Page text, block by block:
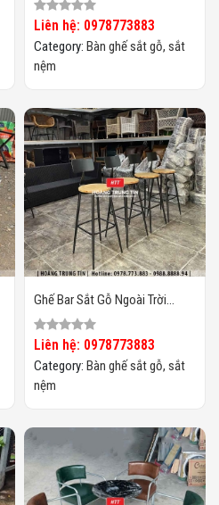
Liên hệ: 0978773883
Category: Bàn ghế sắt gỗ, sắt
nệm
Ghế Bar Sắt Gỗ Ngoài Trời
HTT03
Liên hệ: 0978773883
Category: Bàn ghế sắt gỗ, sắt
nệm